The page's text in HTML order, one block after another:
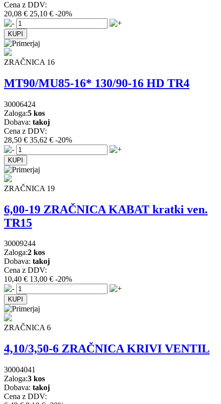
Cena z DDV:
20,08 € 25,10 € -20%
ZRAČNICA 16
MT90/MU85-16* 130/90-16 HD TR4
30006424
Zaloga:5 kos
Dobava: takoj
Cena z DDV:
28,50 € 35,62 € -20%
ZRAČNICA 19
6,00-19 ZRAČNICA KABAT kratki ven.
TR15
30009244
Zaloga:2 kos
Dobava: takoj
Cena z DDV:
10,40 € 13,00 € -20%
ZRAČNICA 6
4,10/3,50-6 ZRAČNICA KRIVI VENTIL
30004041
Zaloga:3 kos
Dobava: takoj
Cena z DDV: